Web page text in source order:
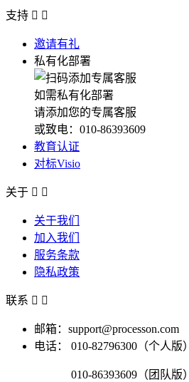
支持  
邀请有礼
私有化部署
如需私有化部署
请添加您的专属客服
或致电：010-86393609
教育认证
对标Visio
关于  
关于我们
加入我们
服务条款
隐私政策
联系  
邮箱：support@processon.com
电话：
010-82796300（个人版）
010-86393609（团队版）